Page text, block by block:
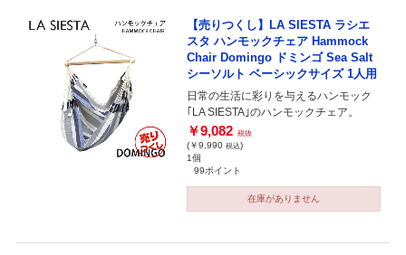
【売りつくし】LA SIESTA ラシエ
スタ ハンモックチェア Hammock
Chair Domingo ドミンゴ Sea Salt
シーソルト ベーシックサイズ 1人用
日常の生活に彩りを与えるハンモック
｢LA SIESTA｣のハンモックチェア。
￥9,082 税抜
(￥9,990 税込)
1個
99ポイント
在庫がありません